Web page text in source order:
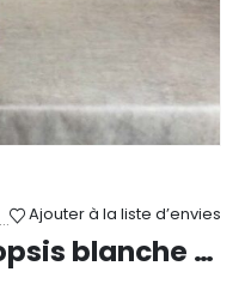
Ajouter à la liste d’envies
,Mariage, Naissance,
Orchidée phalaenopsis blanche 2 tiges